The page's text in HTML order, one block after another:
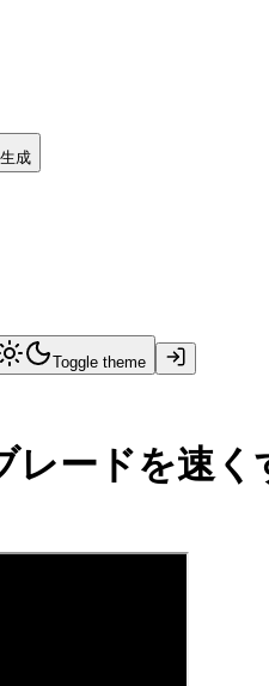
成
Toggle theme
レードを速